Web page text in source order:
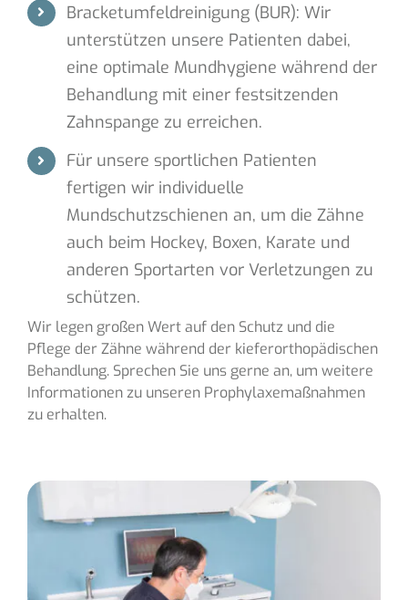
Bracketumfeldreinigung (BUR): Wir
unterstützen unsere Patienten dabei,
eine optimale Mundhygiene während der
Behandlung mit einer festsitzenden
Zahnspange zu erreichen.
Für unsere sportlichen Patienten
fertigen wir individuelle
Mundschutzschienen an, um die Zähne
auch beim Hockey, Boxen, Karate und
anderen Sportarten vor Verletzungen zu
schützen.
Wir legen großen Wert auf den Schutz und die
Pflege der Zähne während der kieferorthopädischen
Behandlung. Sprechen Sie uns gerne an, um weitere
Informationen zu unseren Prophylaxemaßnahmen
zu erhalten.